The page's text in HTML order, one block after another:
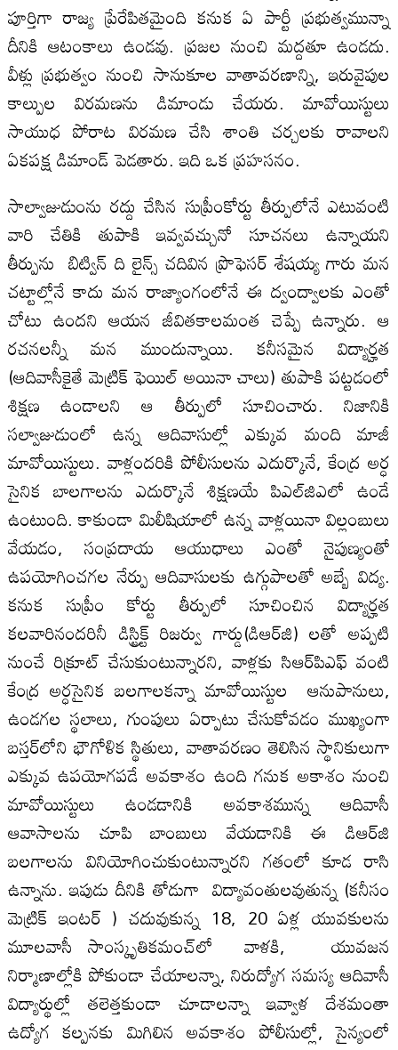
పూర్తిగా రాజ్య ప్రేరేపితమైంది కనుక ఏ పార్టీ ప్రభుత్వమున్నా
దీనికి ఆటంకాలు ఉండవు. ప్రజల నుంచి మద్దతూ ఉండదు.
వీళ్లు ప్రభుత్వం నుంచి సానుకూల వాతావరణాన్ని, ఇరువైపుల
కాల్పుల విరమణను డిమాండు చేయరు. మావోయిస్టులు
సాయుధ పోరాట విరమణ చేసి శాంతి చర్చలకు రావాలని
ఏకపక్ష డిమాండ్‌ పెడతారు. ఇది ఒక ప్రహసనం.
సాల్వాజుడుంను రద్దు చేసిన సుప్రీంకోర్టు తీర్పులోనే ఎటువంటి
వారి చేతికి తుపాకి ఇవ్వవచ్చునో సూచనలు ఉన్నాయని
తీర్పును బిట్విన్‌ ది లైన్స్‌ చదివిన ప్రొఫెసర్‌ శేషయ్య గారు మన
చట్టాల్లోనే కాదు మన రాజ్యాంగంలోనే ఈ ద్వంద్వాలకు ఎంతో
చోటు ఉందని ఆయన జీవితకాలమంత చెప్పే ఉన్నారు. ఆ
రచనలన్నీ మన ముందున్నాయి. కనీసమైన విద్యార్హత
(ఆదివాసీకైతే మెట్రిక్‌ ఫెయిల్‌ అయినా చాలు) తుపాకి పట్టడంలో
శిక్షణ ఉండాలని ఆ తీర్పులో సూచించారు. నిజానికి
సల్వాజుడుంలో ఉన్న ఆదివాసుల్లో ఎక్కువ మంది మాజీ
మావోయిస్టులు. వాళ్లందరికి పోలీసులను ఎదుర్కొనే, కేంద్ర అర్ధ
సైనిక బాలగాలను ఎదుర్కొనే శిక్షణయే పిఎల్‌జిఎలో ఉండే
ఉంటుంది. కాకుండా మిలీషియాలో ఉన్న వాళ్లయినా విల్లంబులు
వేయడం, సంప్రదాయ ఆయుధాలు ఎంతో నైపుణ్యంతో
ఉపయోగించగల నేర్పు ఆదివాసులకు ఉగ్గుపాలతో అబ్బే విద్య.
కనుక సుప్రీం కోర్టు తీర్పులో సూచించిన విద్యార్హత
కలవారినందరినీ డిస్ట్రిక్ట్‌ రిజర్వు గార్డు(డిఆర్‌జి) లతో అప్పటి
నుంచే రిక్రూట్‌ చేసుకుంటున్నారని, వాళ్లకు సిఆర్‌పిఎఫ్‌ వంటి
కేంద్ర అర్ధసైనిక బలగాలకన్నా మావోయిస్టుల ఆనుపానులు,
ఉండగల స్థలాలు, గుంపులు ఏర్పాటు చేసుకోవడం ముఖ్యంగా
బస్తర్‌లోని భౌగోళిక స్థితులు, వాతావరణం తెలిసిన స్థానికులుగా
ఎక్కువ ఉపయోగపడే అవకాశం ఉంది గనుక అకాశం నుంచి
మావోయిస్టులు ఉండడానికి అవకాశమున్న ఆదివాసీ
ఆవాసాలను చూపి బాంబులు వేయడానికి ఈ డిఆర్‌జి
బలగాలను వినియోగించుకుంటున్నారని గతంలో కూడ రాసి
ఉన్నాను. ఇపుడు దీనికి తోడుగా విద్యావంతులవుతున్న (కనీసం
మెట్రిక్‌ ఇంటర్‌ ) చదువుకున్న 18, 20 ఏళ్ల యువకులను
మూలవాసీ సాంస్కృతికమంచ్‌లో వాళకి, యువజన
నిర్మాణాల్లోకి పోకుండా చేయాలన్నా, నిరుద్యోగ సమస్య ఆదివాసీ
విద్యార్థుల్లో తలెత్తకుండా చూడాలన్నా ఇవ్వాళ దేశమంతా
ఉద్యోగ కల్పనకు మిగిలిన అవకాశం పోలీసుల్లో, సైన్యంలో